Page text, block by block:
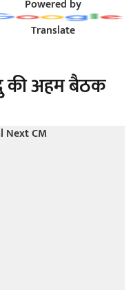
Powered by
Translate
की अहम बैठक